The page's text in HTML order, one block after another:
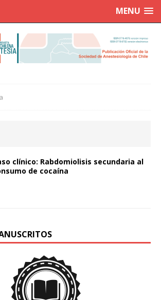
MENU
clínico: Rabdomiolisis secundaria al
de cocaína